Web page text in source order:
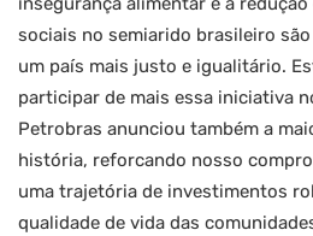
sociais no semiarido brasileiro
um país mais justo e igualitário.
participar de mais essa iniciativa
Petrobras anunciou também a
história, reforcando nosso
uma trajetória de investimentos
qualidade de vida das